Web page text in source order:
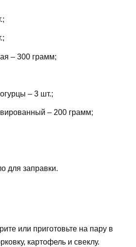
– 300 грамм;
– 3 шт.;
– 200 грамм;
для заправки.
или приготовьте на пару в
картофель и свеклу.